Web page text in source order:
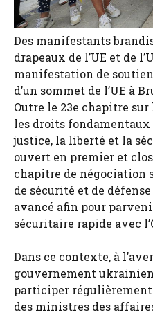
Des manifestants
drapeaux de l’UE et de
manifestation de
d’un sommet de l’UE à
Outre le 23e chapitre
les droits
justice, la liberté et la
ouvert en premier et
chapitre de négociation
de sécurité et de
avancé afin pour
sécuritaire rapide avec
Dans ce contexte, à
gouvernement
participer
des ministres des